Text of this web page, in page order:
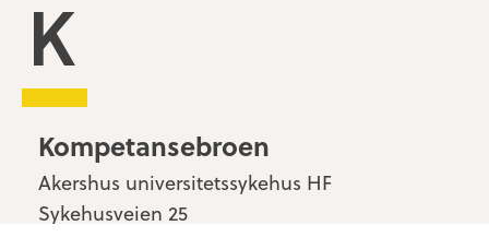
Kompetansebroen
Kompetansebroen
Akershus universitetssykehus HF
Sykehusveien 25